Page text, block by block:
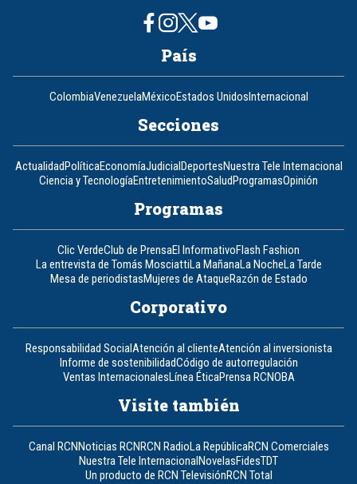
País
ColombiaVenezuelaMéxicoEstados UnidosInternacional
Secciones
ActualidadPolíticaEconomíaJudicialDeportesNuestra Tele Internacional
Ciencia y TecnologíaEntretenimientoSaludProgramasOpinión
Programas
Clic VerdeClub de PrensaEl InformativoFlash Fashion
La entrevista de Tomás MosciattiLa MañanaLa NocheLa Tarde
Mesa de periodistasMujeres de AtaqueRazón de Estado
Corporativo
Responsabilidad SocialAtención al clienteAtención al inversionista
Informe de sostenibilidadCódigo de autorregulación
Ventas InternacionalesLínea ÉticaPrensa RCNOBA
Visite también
Canal RCNNoticias RCNRCN RadioLa RepúblicaRCN Comerciales
Nuestra Tele InternacionalNovelasFidesTDT
Un producto de RCN TelevisiónRCN Total